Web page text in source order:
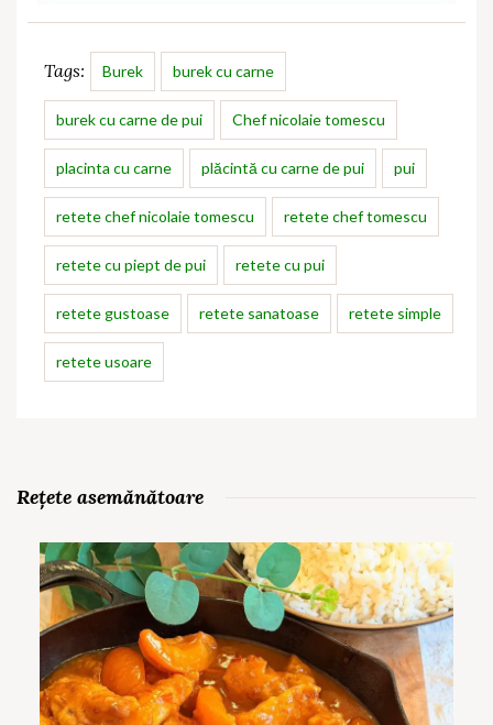
Tags: Burek burek cu carne
burek cu carne de pui Chef nicolaie tomescu
placinta cu carne plăcintă cu carne de pui pui
retete chef nicolaie tomescu retete chef tomescu
retete cu piept de pui retete cu pui
retete gustoase retete sanatoase retete simple
retete usoare
Rețete asemănătoare